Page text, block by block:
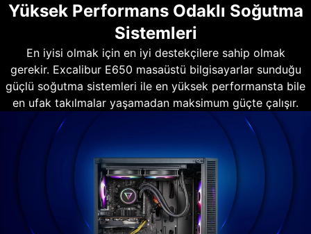
Yüksek Performans Odaklı Soğutma
Sistemleri
En iyisi olmak için en iyi destekçilere sahip olmak
gerekir. Excalibur E650 masaüstü bilgisayarlar sunduğu
güçlü soğutma sistemleri ile en yüksek performansta bile
en ufak takılmalar yaşamadan maksimum güçte çalışır.